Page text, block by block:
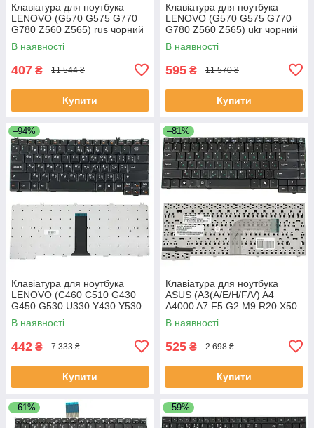
Клавіатура для ноутбука
LENOVO (G570 G575 G770
G780 Z560 Z565) rus чорний
чорний frame
В наявності
407 ₴ 11 544 ₴
Купити
Клавіатура для ноутбука
LENOVO (G570 G575 G770
G780 Z560 Z565) ukr чорний
чорний frame
В наявності
595 ₴ 11 570 ₴
Купити
–94%
Клавіатура для ноутбука
LENOVO (C460 C510 G430
G450 G530 U330 Y430 Y530
Y730) rus чорний
В наявності
442 ₴ 7 333 ₴
Купити
–81%
Клавіатура для ноутбука
ASUS (A3(A/E/H/F/V) A4
A4000 A7 F5 G2 M9 R20 X50
Z8 Z8000) rus чорний шлейф
праворуч
В наявності
525 ₴ 2 698 ₴
Купити
–61% –59%